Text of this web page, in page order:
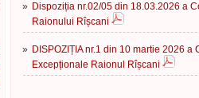
» Dispoziția nr.02/05 din 18.03.2026 a
Raionului Rîșcani
» DISPOZIȚIA nr.1 din 10 martie 2026 a
Excepționale Raionul Rîșcani